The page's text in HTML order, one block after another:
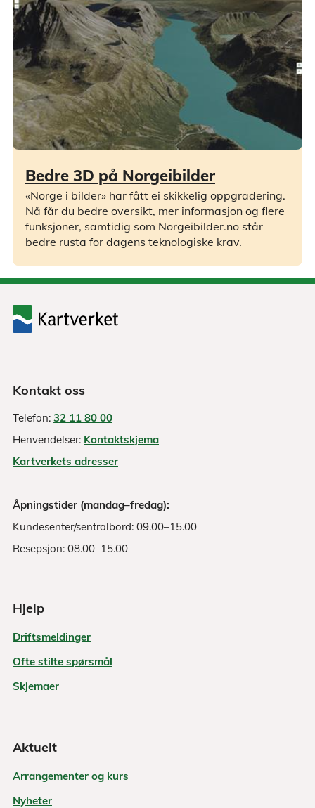
Bedre 3D på Norgeibilder
«Norge i bilder» har fått ei skikkelig oppgradering.
Nå får du bedre oversikt, mer informasjon og flere
funksjoner, samtidig som Norgeibilder.no står
bedre rusta for dagens teknologiske krav.
Kontakt oss
Telefon: 32 11 80 00
Henvendelser: Kontaktskjema
Kartverkets adresser
Åpningstider (mandag–fredag):
Kundesenter/sentralbord: 09.00–15.00
Resepsjon: 08.00–15.00
Hjelp
Driftsmeldinger
Ofte stilte spørsmål
Skjemaer
Aktuelt
Arrangementer og kurs
Nyheter